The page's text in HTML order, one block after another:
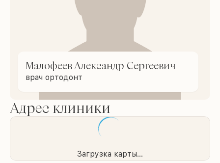
Малофеев Александр Сергеевич
врач ортодонт
Адрес клиники
Загрузка карты...